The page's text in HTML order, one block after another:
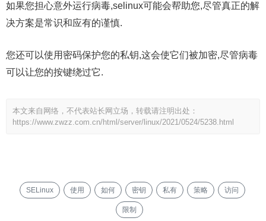
如果您担心意外运行病毒,selinux可能会帮助您,尽管真正的解
决方案是常识和应有的谨慎.
您还可以使用密码保护您的私钥,这会使它们被加密,尽管病毒
可以让您的按键绕过它.
本文来自网络，不代表站长网立场，转载请注明出处：
https://www.zwzz.com.cn/html/server/linux/2021/0524/5238.html
SELinux 使用 如何 密钥 私有 策略 访问
限制